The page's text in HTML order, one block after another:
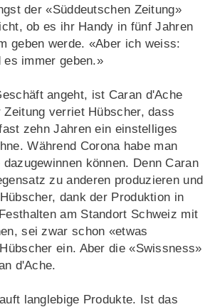
der «Süddeutschen Zeitung»
ob es ihr Handy in fünf Jahren
geben werde. «Aber ich weiss:
immer geben.»
angeht, ist Caran d'Ache
verriet Hübscher, dass
zehn Jahren ein einstelliges
Während Corona habe man
können. Denn Caran
zu anderen produzieren und
dank der Produktion in
am Standort Schweiz mit
sei zwar schon «etwas
ein. Aber die «Swissness»
d'Ache.
langlebige Produkte. Ist das